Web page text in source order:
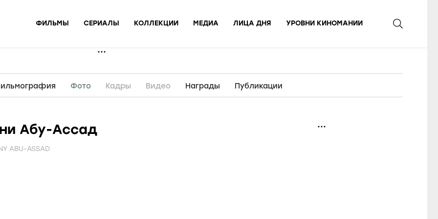
ФИЛЬМЫ СЕРИАЛЫ КОЛЛЕКЦИИ МЕДИА ЛИЦА ДНЯ УРОВНИ КИНОМАНИИ
Фото Кадры Видео Награды Публикации
Абу-Ассад
ABU-ASSAD